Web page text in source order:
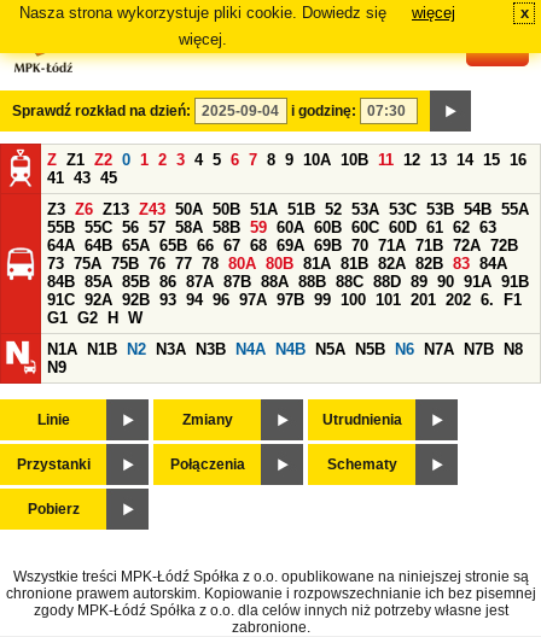
Nasza strona wykorzystuje pliki cookie. Dowiedz się
więcej.
więcej x
Sprawdź rozkład na dzień: i godzinę:
Z Z1 Z2 0 1 2 3 4 5 6 7 8 9 10A 10B 11 12 13 14 15 16
41 43 45
Z3 Z6 Z13 Z43 50A 50B 51A 51B 52 53A 53C 53B 54B 55A
55B 55C 56 57 58A 58B 59 60A 60B 60C 60D 61 62 63
64A 64B 65A 65B 66 67 68 69A 69B 70 71A 71B 72A 72B
73 75A 75B 76 77 78 80A 80B 81A 81B 82A 82B 83 84A
84B 85A 85B 86 87A 87B 88A 88B 88C 88D 89 90 91A 91B
91C 92A 92B 93 94 96 97A 97B 99 100 101 201 202 6.
F1
G1 G2 H
W
N1A
N1B N2 N3A N3B N4A N4B N5A N5B N6 N7A N7B
N8
N9
Linie Zmiany Utrudnienia
Przystanki Połączenia Schematy
Pobierz
Wszystkie treści MPK-Łódź Spółka z o.o. opublikowane na niniejszej stronie są
chronione prawem autorskim. Kopiowanie i rozpowszechnianie ich bez pisemnej
zgody MPK-Łódź Spółka z o.o. dla celów innych niż potrzeby własne jest
zabronione.